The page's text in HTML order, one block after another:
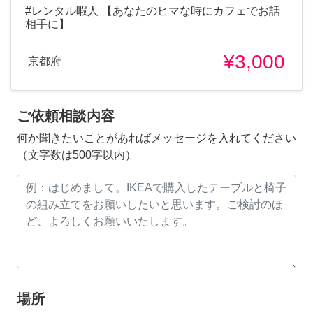
#レンタル暇人 【あなたのヒマな時にカフェでお話
相手に】
京都府 ¥3,000
ご依頼相談内容
何か聞きたいことがあればメッセージを入れてください
（文字数は500字以内）
場所